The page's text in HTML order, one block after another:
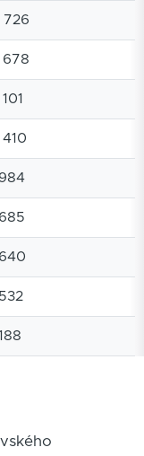
726
678
410